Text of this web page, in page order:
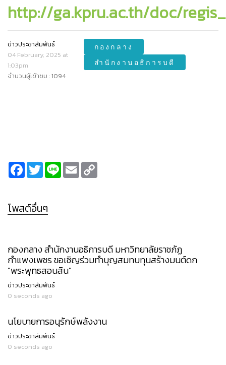
http://ga.kpru.ac.th/doc/
ข่าวประชาสัมพันธ์
04 February, 2025 at
1:03pm
จำนวนผู้เข้าชม : 1094
กองกลาง
สำนักงานอธิการบดี
FacebookTwitterLine Email
โพสต์อื่นๆ
กองกลาง สำนักงานอธิการบดี มหาวิทยาลัยราชภัฏ
กำแพงเพชร ขอเชิญร่วมทำบุญสมทบทุนสร้างมนต์ดก
"พระพุทธสอนสิน"
ข่าวประชาสัมพันธ์
0 seconds ago
นโยบายการอนุรักษ์พลังงาน
ข่าวประชาสัมพันธ์
0 seconds ago